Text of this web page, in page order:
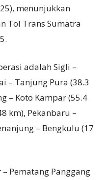
menunjukkan
Tol Trans Sumatra
adalah Sigli –
– Tanjung Pura (38.3
– Koto Kampar (55.4
km), Pekanbaru –
– Bengkulu (17
Pematang Panggang